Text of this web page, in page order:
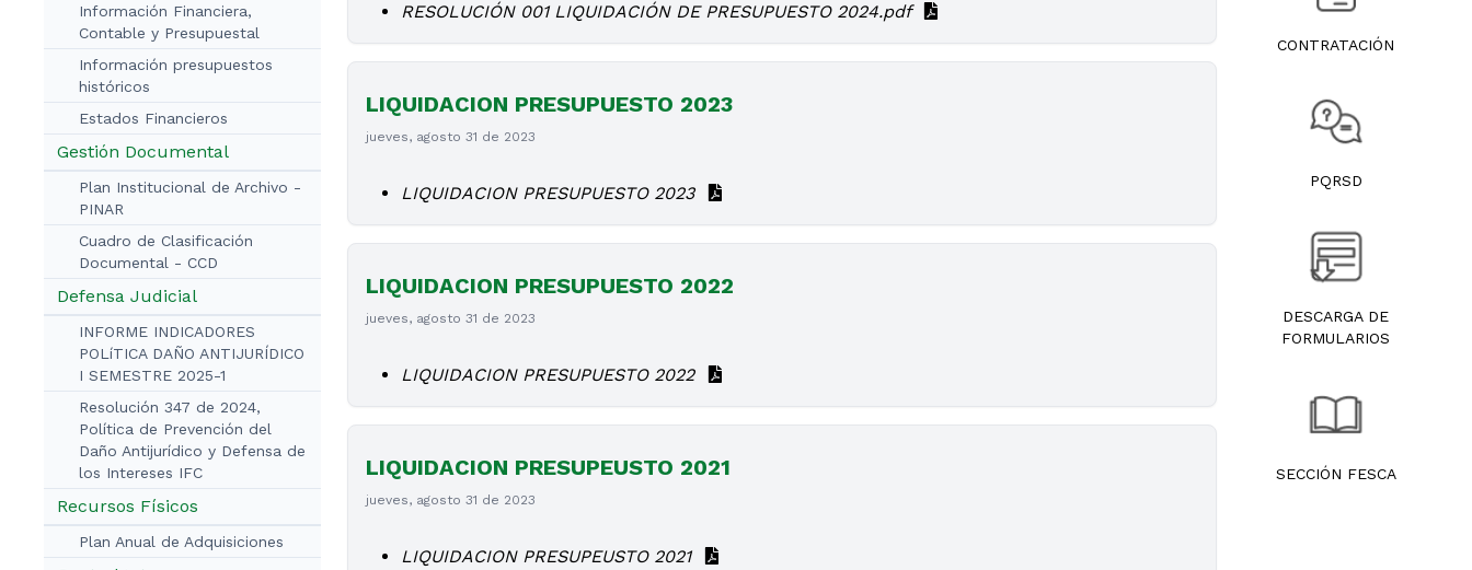
Información Financiera,
Contable y Presupuestal
Información presupuestos
históricos
Estados Financieros
Gestión Documental
Plan Institucional de Archivo -
PINAR
Cuadro de Clasificación
Documental - CCD
Defensa Judicial
INFORME INDICADORES
POLíTICA DAÑO ANTIJURÍDICO
I SEMESTRE 2025-1
Resolución 347 de 2024,
Política de Prevención del
Daño Antijurídico y Defensa de
los Intereses IFC
Recursos Físicos
Plan Anual de Adquisiciones
RESOLUCIÓN 001 LIQUIDACIÓN DE PRESUPUESTO 2024.pdf
LIQUIDACION PRESUPUESTO 2023
jueves, agosto 31 de 2023
LIQUIDACION PRESUPUESTO 2023
LIQUIDACION PRESUPUESTO 2022
jueves, agosto 31 de 2023
LIQUIDACION PRESUPUESTO 2022
LIQUIDACION PRESUPEUSTO 2021
jueves, agosto 31 de 2023
LIQUIDACION PRESUPEUSTO 2021
CONTRATACIÓN
PQRSD
DESCARGA DE
FORMULARIOS
SECCIÓN FESCA